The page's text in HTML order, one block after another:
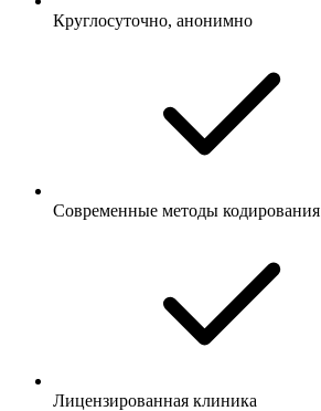
Круглосуточно, анонимно
Современные методы кодирования
Лицензированная клиника